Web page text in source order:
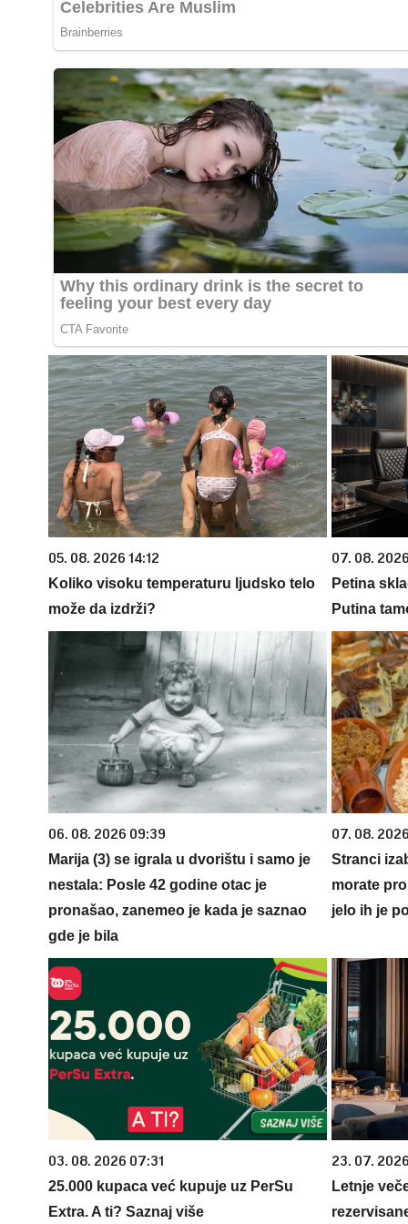
05. 08. 2026 14:12
Koliko visoku temperaturu ljudsko telo
može da izdrži?
07. 08.
Petina
Putina
06. 08. 2026 09:39
Marija (3) se igrala u dvorištu i samo je
nestala: Posle 42 godine otac je
pronašao, zanemeo je kada je saznao
gde je bila
07. 08.
Stranci
morate
jelo ih je
03. 08. 2026 07:31
25.000 kupaca već kupuje uz PerSu
Extra. A ti? Saznaj više
23. 07.
Letnje